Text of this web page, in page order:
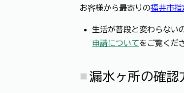
お客様から最寄りの福井市指
生活が普段と変わらない
申請についてをご覧くだ
漏水ヶ所の確認